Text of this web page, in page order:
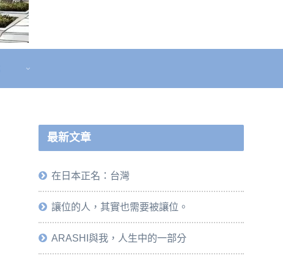
最新文章
在日本正名：台灣
讓位的人，其實也需要被讓位。
ARASHI與我，人生中的一部分